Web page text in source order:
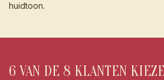
huidtoon.
6 VAN DE 8 KLANTEN